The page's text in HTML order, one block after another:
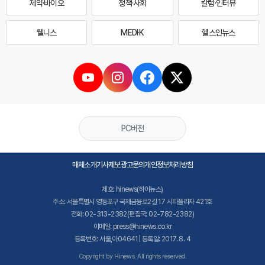
제약·바이오 정책·사회 칼럼·인터뷰
웰니스 MEDI·K 헬스인뉴스
PC버전
매체소개기사제보광고문의개인정보처리방침
제호: hinews(하이뉴스)
주소: 서울특별시 영등포구 국제금융로2길 17 시티플라자 421호
전화: 02-313-2382(편집국: 02-782-2382)
이메일: press@hinews.co.kr
등록번호: 서울,아04641 | 등록일: 2017. 8. 4
Copyright by Hinews. All rights reserved.